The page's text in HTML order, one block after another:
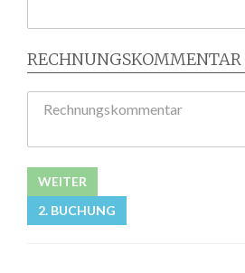
RECHNUNGSKOMMENTAR
Rechnungskommentar
WEITER
2. BUCHUNG